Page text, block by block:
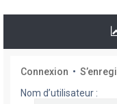
Connexion •
Nom d’utilisateur :